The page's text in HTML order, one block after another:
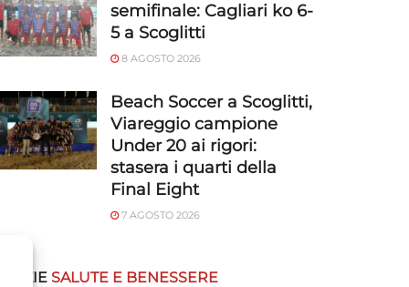
semifinale: Cagliari ko 6-
5 a Scoglitti
8 AGOSTO 2026
Beach Soccer a Scoglitti,
Viareggio campione
Under 20 ai rigori:
stasera i quarti della
Final Eight
7 AGOSTO 2026
SALUTE E BENESSERE